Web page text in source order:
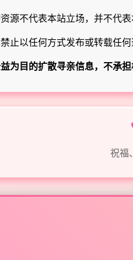
源不代表本站立场，并不代
止以任何方式发布或转载任
为目的扩散寻亲信息，不承
祝福